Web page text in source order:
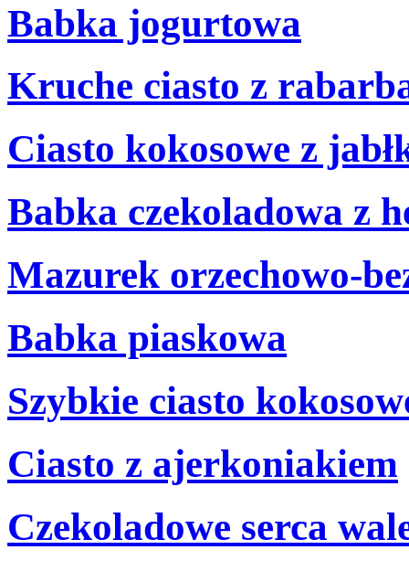
Babka jogurtowa
Kruche ciasto z
Ciasto kokosowe z
Babka czekoladowa z
Mazurek orzechowo-
Babka piaskowa
Szybkie ciasto
Ciasto z ajerkoniakiem
Czekoladowe serca